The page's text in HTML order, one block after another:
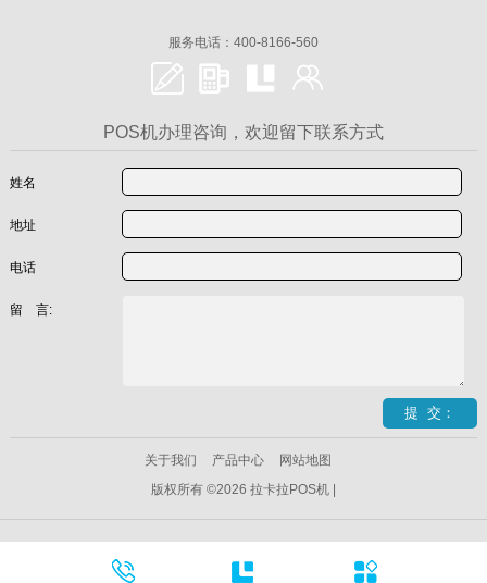
服务电话：400-8166-560
POS机办理咨询，欢迎留下联系方式
姓名
地址
电话
留 言:
关于我们 产品中心
网站地图
版权所有 ©2026 拉卡拉POS机 |